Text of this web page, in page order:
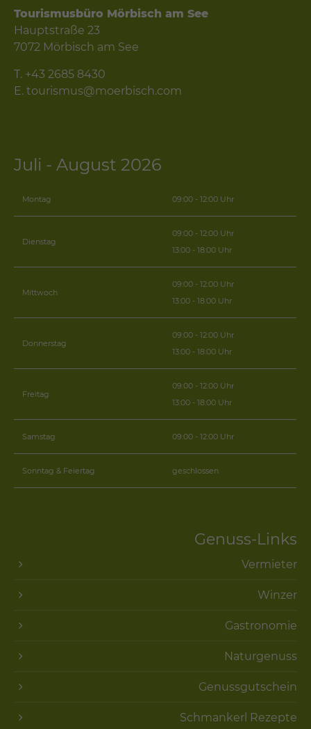
Tourismusbüro Mörbisch am See
Hauptstraße 23
7072 Mörbisch am See
T. +43 2685 8430
E. tourismus@moerbisch.com
Juli - August 2026
Montag 09:00 - 12:00 Uhr
Dienstag
09:00 - 12:00 Uhr
13:00 - 18:00 Uhr
Mittwoch
09:00 - 12:00 Uhr
13:00 - 18:00 Uhr
Donnerstag
09:00 - 12:00 Uhr
13:00 - 18:00 Uhr
Freitag
09:00 - 12:00 Uhr
13:00 - 18:00 Uhr
Samstag 09:00 - 12:00 Uhr
Sonntag & Feiertag geschlossen
Genuss-Links
Vermieter
Winzer
Gastronomie
Naturgenuss
Genussgutschein
Schmankerl Rezepte